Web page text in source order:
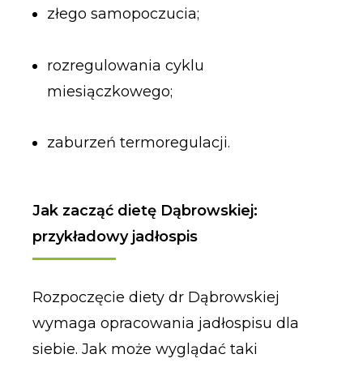
złego samopoczucia;
rozregulowania cyklu
miesiączkowego;
zaburzeń termoregulacji.
Jak zacząć dietę Dąbrowskiej:
przykładowy jadłospis
Rozpoczęcie diety dr Dąbrowskiej
wymaga opracowania jadłospisu dla
siebie. Jak może wyglądać taki